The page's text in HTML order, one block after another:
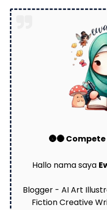
🌚🌑
Hallo nama saya
Blogger - AI Art
Fiction Creative